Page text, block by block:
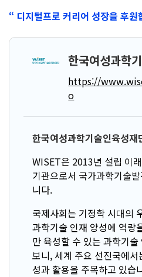
“ 디지털프로 커리어 성장을 후원
한국여성과학
https://
o
한국여성과학기술인육성
WISET은 2013년 설립 이
기관으로서 국가과학기술
니다.
국제사회는 기정학 시대의
과학기술 인재 양성에 역량
만 육성할 수 있는 과학기
보니, 세계 주요 선진국에
성과 활용을 주목하고 있습